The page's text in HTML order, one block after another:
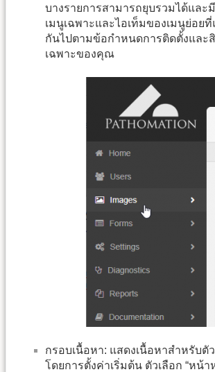
บางรายการสามารถยุบรวมได้และ
เมนูเฉพาะและไอเท็มของเมนูย่อย
กันไปตามข้อกำหนดการติดตั้งและ
เฉพาะของคุณ
กรอบเนื้อหา: แสดงเนื้อหาสำหรับตั
โดยการตั้งค่าเริ่มต้น ตัวเลือก “หน้า